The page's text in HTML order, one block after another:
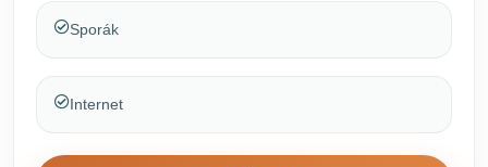
Sporák
Internet